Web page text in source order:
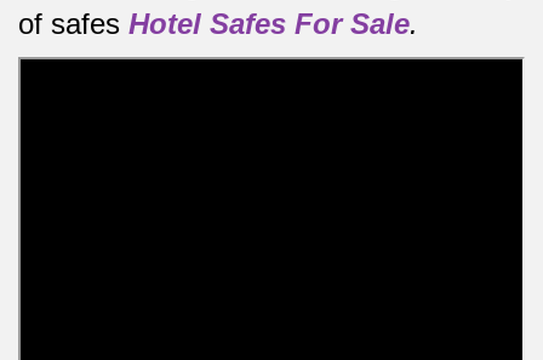
of safes Hotel Safes For Sale.